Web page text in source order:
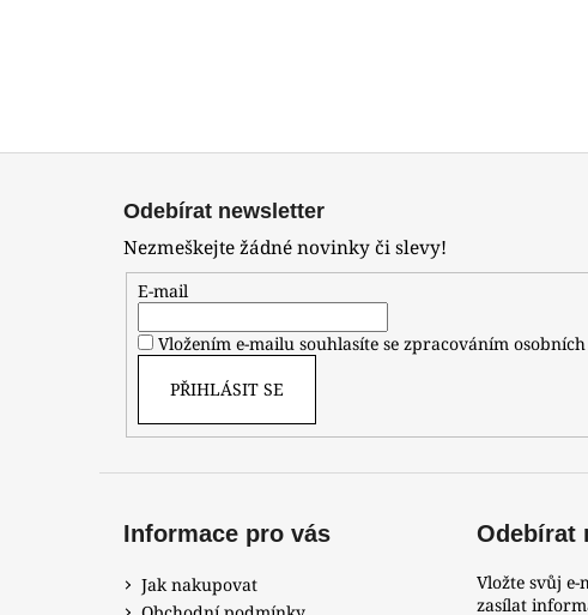
Odebírat newsletter
Nezmeškejte žádné novinky či slevy!
E-mail
Vložením e-mailu souhlasíte se zpracováním
PŘIHLÁSIT SE
Informace pro vás
Jak nakupovat
Odebírat
Vložte svůj
zasílat